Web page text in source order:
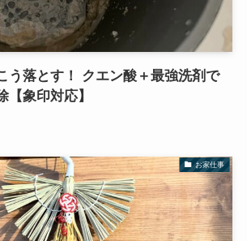
う落とす！ クエン酸＋最強洗剤で
【象印対応】
お家仕事